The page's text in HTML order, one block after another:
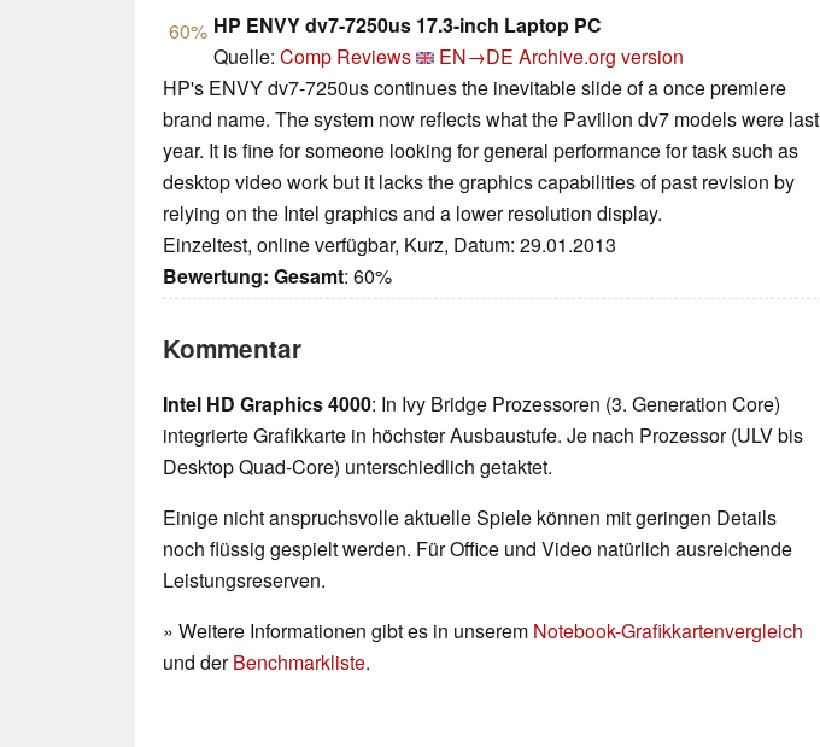
60% HP ENVY dv7-7250us 17.3-inch Laptop PC
Quelle: Comp Reviews EN→DE Archive.org version
HP's ENVY dv7-7250us continues the inevitable slide of a once premiere
brand name. The system now reflects what the Pavilion dv7 models were last
year. It is fine for someone looking for general performance for task such as
desktop video work but it lacks the graphics capabilities of past revision by
relying on the Intel graphics and a lower resolution display.
Einzeltest, online verfügbar, Kurz, Datum: 29.01.2013
Bewertung: Gesamt: 60%
Kommentar
Intel HD Graphics 4000: In Ivy Bridge Prozessoren (3. Generation Core)
integrierte Grafikkarte in höchster Ausbaustufe. Je nach Prozessor (ULV bis
Desktop Quad-Core) unterschiedlich getaktet.
Einige nicht anspruchsvolle aktuelle Spiele können mit geringen Details
noch flüssig gespielt werden. Für Office und Video natürlich ausreichende
Leistungsreserven.
» Weitere Informationen gibt es in unserem Notebook-Grafikkartenvergleich
und derBenchmarkliste.